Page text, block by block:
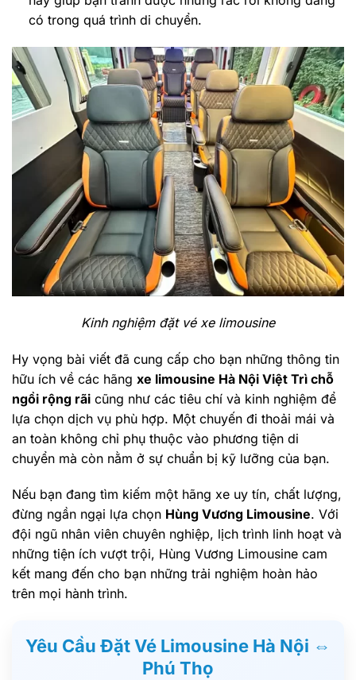
có trong quá trình di chuyển.
Kinh nghiệm đặt vé xe limousine
Hy vọng bài viết đã cung cấp cho bạn những thông tin
hữu ích về các hãng xe limousine Hà Nội Việt Trì chỗ
ngồi rộng rãi cũng như các tiêu chí và kinh nghiệm để
lựa chọn dịch vụ phù hợp. Một chuyến đi thoải mái và
an toàn không chỉ phụ thuộc vào phương tiện di
chuyển mà còn nằm ở sự chuẩn bị kỹ lưỡng của bạn.
Nếu bạn đang tìm kiếm một hãng xe uy tín, chất lượng,
đừng ngần ngại lựa chọn Hùng Vương Limousine. Với
đội ngũ nhân viên chuyên nghiệp, lịch trình linh hoạt và
những tiện ích vượt trội, Hùng Vương Limousine cam
kết mang đến cho bạn những trải nghiệm hoàn hảo
trên mọi hành trình.
Yêu Cầu Đặt Vé Limousine Hà Nội ⇔
Phú Thọ